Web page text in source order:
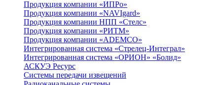
Продукция компании «ИПРо»
Продукция компании «NAVIgard»
Продукция компании НПП «Стелс»
Продукция компании «РИТМ»
Продукция компании «ADEMCO»
Интегрированная система «Стрелец-Интеграл»
Интегрированная система «ОРИОН» «Болид»
АСКУЭ Ресурс
Системы передачи извещений